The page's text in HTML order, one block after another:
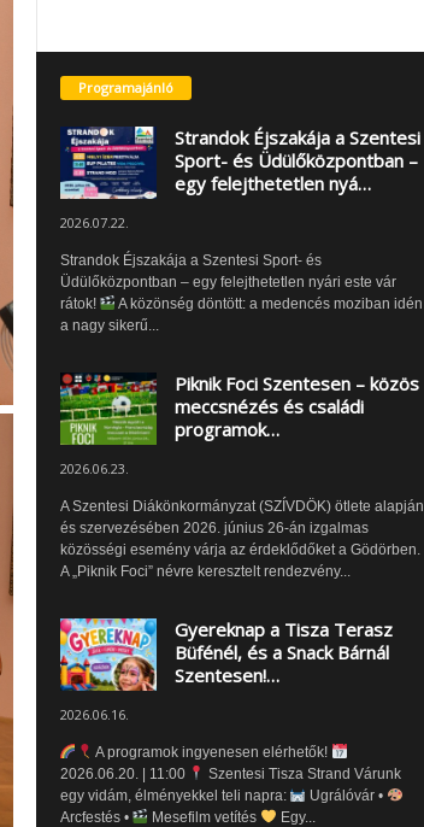
Programajánló
Strandok Éjszakája a Szentesi
Sport- és Üdülőközpontban –
egy felejthetetlen nyá…
2026.07.22.
Strandok Éjszakája a Szentesi Sport- és
Üdülőközpontban – egy felejthetetlen nyári este vár
rátok!
A közönség döntött: a medencés moziban idén
a nagy sikerű...
Piknik Foci Szentesen – közös
meccsnézés és családi
programok…
2026.06.23.
A Szentesi Diákönkormányzat (SZÍVDÖK) ötlete alapján
és szervezésében 2026. június 26-án izgalmas
közösségi esemény várja az érdeklődőket a Gödörben.
A „Piknik Foci” névre keresztelt rendezvény...
Gyereknap a Tisza Terasz
Büfénél, és a Snack Bárnál
Szentesen!…
2026.06.16.
A programok ingyenesen elérhetők!
2026.06.20. | 11:00
Szentesi Tisza Strand Várunk
egy vidám, élményekkel teli napra:
Ugrálóvár •
Arcfestés •
Mesefilm vetítés Egy...